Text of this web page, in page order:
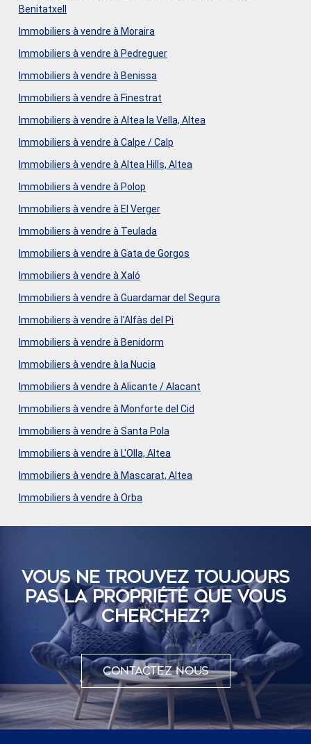
Benitatxell
Immobiliers à vendre à Moraira
Immobiliers à vendre à Pedreguer
Immobiliers à vendre à Benissa
Immobiliers à vendre à Finestrat
Immobiliers à vendre à Altea la Vella, Altea
Immobiliers à vendre à Calpe / Calp
Immobiliers à vendre à Altea Hills, Altea
Immobiliers à vendre à Polop
Immobiliers à vendre à El Verger
Immobiliers à vendre à Teulada
Immobiliers à vendre à Gata de Gorgos
Immobiliers à vendre à Xaló
Immobiliers à vendre à Guardamar del Segura
Immobiliers à vendre à l'Alfàs del Pi
Immobiliers à vendre à Benidorm
Immobiliers à vendre à la Nucia
Immobiliers à vendre à Alicante / Alacant
Immobiliers à vendre à Monforte del Cid
Immobiliers à vendre à Santa Pola
Immobiliers à vendre à L'Olla, Altea
Immobiliers à vendre à Mascarat, Altea
Immobiliers à vendre à Orba
VOUS NE TROUVEZ TOUJOURS
PAS LA PROPRIÉTÉ QUE VOUS
CHERCHEZ?
Contactez nous